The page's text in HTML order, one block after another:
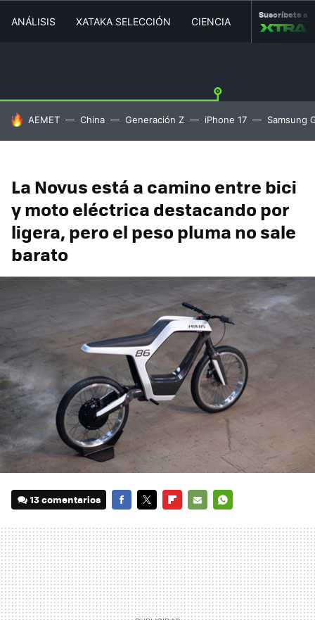
ANÁLISIS XATAKA SELECCIÓN CIENCIA MOVILIDAD
Suscríbete a
HOY SE HABLA DE
AEMET China Generación Z iPhone 17 Samsung
La Novus está a camino entre bici
y moto eléctrica destacando por
ligera, pero el peso pluma no sale
barato
13 comentarios
MAIL